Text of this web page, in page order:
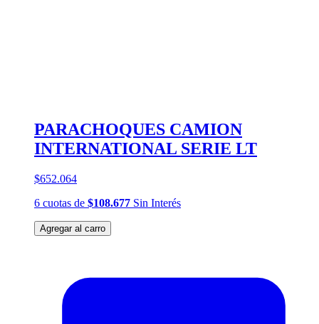
PARACHOQUES CAMION
INTERNATIONAL SERIE LT
$652.064
6 cuotas de $108.677 Sin Interés
Agregar al carro